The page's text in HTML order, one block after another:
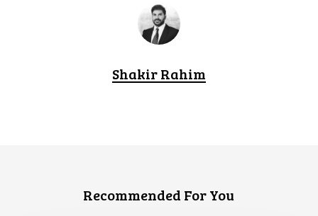
Shakir Rahim
Recommended For You